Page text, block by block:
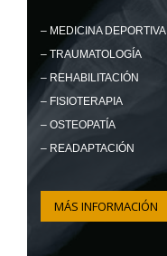
– MEDICINA DEPORTIVA
– TRAUMATOLOGÍA
– REHABILITACIÓN
– FISIOTERAPIA
– OSTEOPATÍA
– READAPTACIÓN
MÁS INFORMACIÓN